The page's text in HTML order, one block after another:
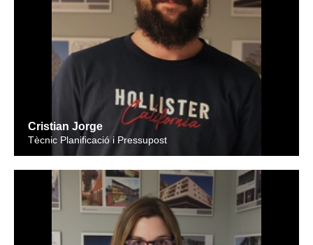
Cristian Jorge
Tècnic Planificació i Pressupost